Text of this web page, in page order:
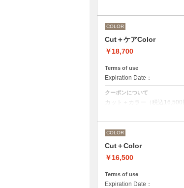
●髪の長さにより別途ロング
M ¥＋1100 L¥＋1650 LL¥＋
●ポイントカラーなどのデザ
COLOR
Cut＋ケアColor
￥18,700
Terms of use
Expiration Date：
クーポンについて
カット＋カラー（税込
OLAPLEXを使うことでダメ
M ¥＋1100 L¥＋1650 LL¥＋
●ポイントカラーなどのデザ
ください。
COLOR
Cut＋Color
￥16,500
Terms of use
Expiration Date：